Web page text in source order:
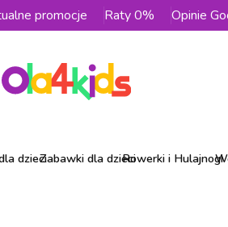
promocje Raty 0% Opinie
dzieciZabawki dla dzieciRowerki i Hulajnogi